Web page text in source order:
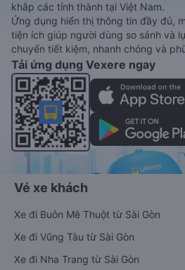
khắp các tỉnh thành tại Việt Nam.
Ứng dụng hiển thị thông tin đầy đủ,
tiện ích giúp người dùng so sánh và
chuyển tiết kiệm, nhanh chóng và
Tải ứng dụng Vexere ngay
Vé xe khách
Xe đi Buôn Mê Thuột từ Sài Gòn
Xe đi Vũng Tàu từ Sài Gòn
Xe đi Nha Trang từ Sài Gòn